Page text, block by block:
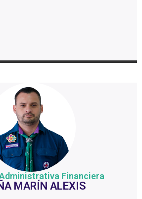
Financiera
MARÍN ALEXIS